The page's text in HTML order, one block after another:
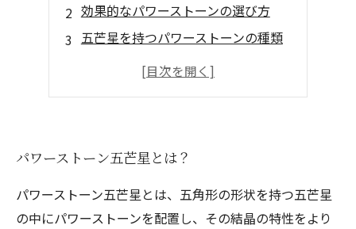
効果的なパワーストーンの選び方
五芒星を持つパワーストーンの種類
五芒星の意味と象徴するもの
パワーストーン五芒星とは？
パワーストーン五芒星とは、五角形の形状を持つ五芒星
の中にパワーストーンを配置し、その結晶の特性をより